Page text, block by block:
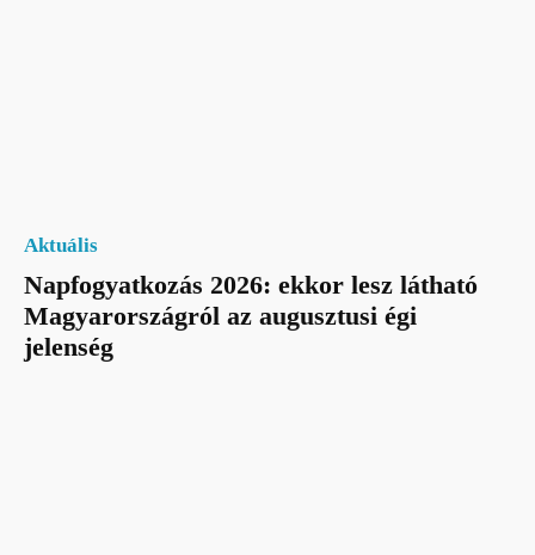
Aktuális
Napfogyatkozás 2026: ekkor lesz látható
Magyarországról az augusztusi égi
jelenség